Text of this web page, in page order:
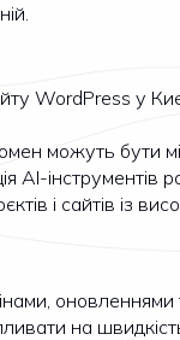
WordPress у
можуть бути
AI-
і сайтів із
на